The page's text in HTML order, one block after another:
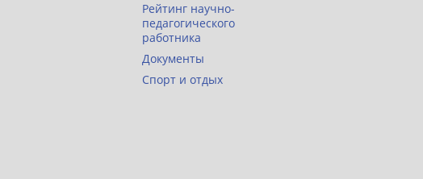
Рейтинг научно-
педагогического
работника
Документы
Спорт и отдых